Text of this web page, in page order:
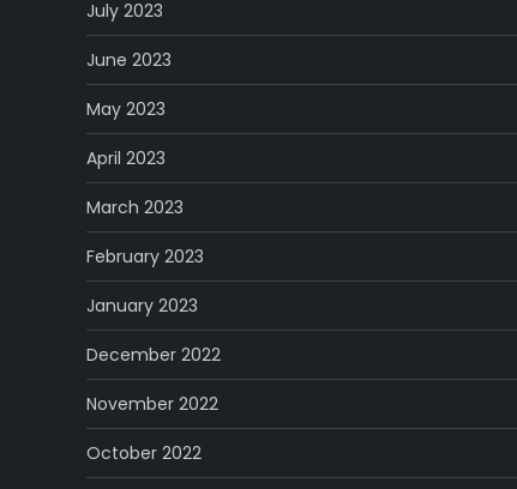
July 2023
June 2023
May 2023
April 2023
March 2023
February 2023
January 2023
December 2022
November 2022
October 2022